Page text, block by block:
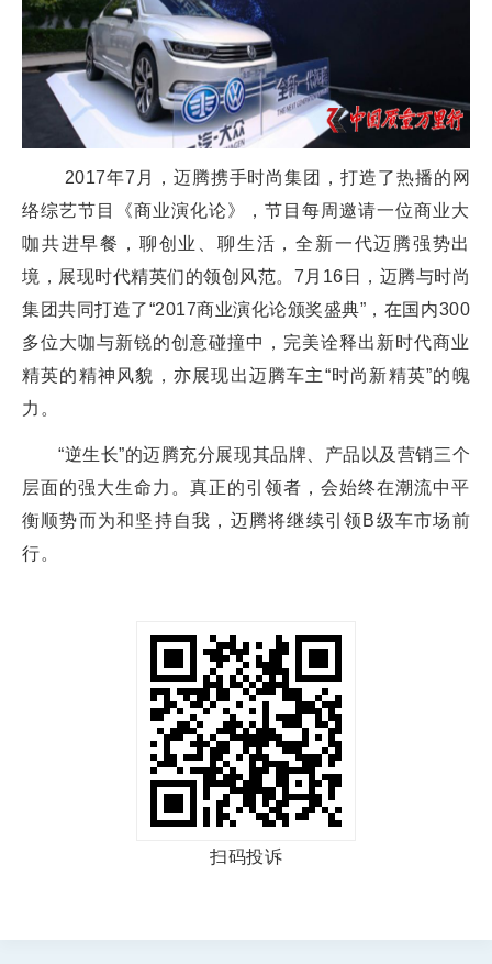
2017年7月，迈腾携手时尚集团，打造了热播的网
络综艺节目《商业演化论》，节目每周邀请一位商业大
咖共进早餐，聊创业、聊生活，全新一代迈腾强势出
境，展现时代精英们的领创风范。7月16日，迈腾与时尚
集团共同打造了“2017商业演化论颁奖盛典”，在国内300
多位大咖与新锐的创意碰撞中，完美诠释出新时代商业
精英的精神风貌，亦展现出迈腾车主“时尚新精英”的魄
力。
“逆生长”的迈腾充分展现其品牌、产品以及营销三个
层面的强大生命力。真正的引领者，会始终在潮流中平
衡顺势而为和坚持自我，迈腾将继续引领B级车市场前
行。
扫码投诉